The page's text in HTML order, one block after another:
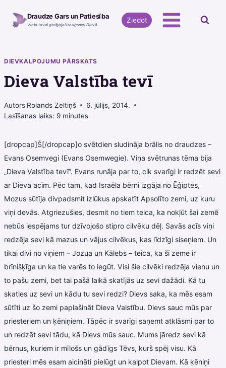
Draudze Gars un Patiesība
Vieta tavai garīgajai izaugsmei Dievā
Ziedot
DIEVKALPOJUMU PĀRSKATS
Dieva Valstība tevī
Autors Rolands Zeltiņš
6. jūlijs, 2014.
Lasīšanas laiks: 9 minutes
[dropcap]Š[/dropcap]o svētdien sludināja brālis no draudzes –
Evans Osemvegi (Evans Osemwegie). Viņa svētrunas tēma bija
„Dieva Valstība tevī”. Evans runāja par to, cik svarīgi ir redzēt sevi
ar Dieva acīm. Pēc tam, kad Israēla bērni izgāja no Ēģiptes,
Mozus sūtīja divpadsmit izlūkus apskatīt Apsolīto zemi, uz kuru
viņi devās. Atgriezušies, desmit no tiem teica, ka nokļūt šai zemē
nebūs iespējams tur dzīvojošo stipro cilvēku dēļ. Savās acīs viņi
redzēja sevi kā mazus un vājus cilvēkus, kas līdzīgi siseņiem. Un
tikai divi no viņiem – Jozua un Kālebs – teica, ka šī zeme ir
brīnišķīga un ka tie varēs to iegūt. Visi šie cilvēki redzēja vienu un
to pašu zemi, bet tai pašā laikā skatījās uz sevi dažādi. Kā tu
skaties uz sevi un kādu tu sevi redzi? Dievs saka, ka mēs esam
sūtīti uz šo zemi paplašināt Dieva Valstību. Dievs sauc mūs par
priesteriem un ķēniņiem. Tāpēc ir svarīgi saņemt atklāsmi par to
un redzēt sevi tādu, kā Dievs mūs sauc. Mums jāredz sevi kā
bērnus, kuriem ir mīlošs un gādīgs Tēvs, kurš spēj visu. Kā
priesteri mēs esam aicināti pielūgt un kalpot Dievam. Kā ķēniņi